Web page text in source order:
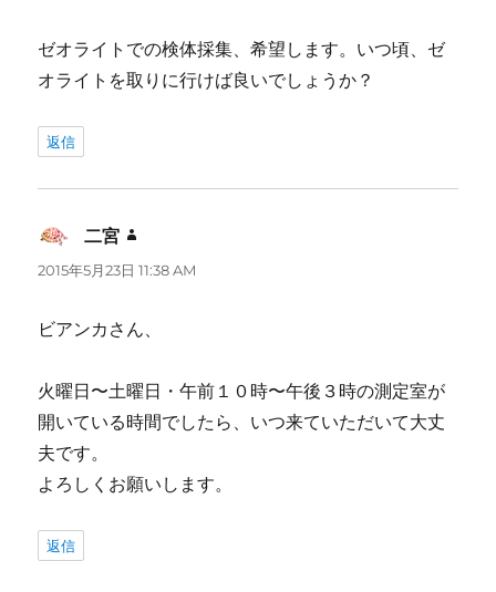
ゼオライトでの検体採集、希望します。いつ頃、ゼ
オライトを取りに行けば良いでしょうか？
返信
二宮
り:
2015年5月23日 11:38 AM
ビアンカさん、
火曜日〜土曜日・午前１０時〜午後３時の測定室が
開いている時間でしたら、いつ来ていただいて大丈
夫です。
よろしくお願いします。
返信